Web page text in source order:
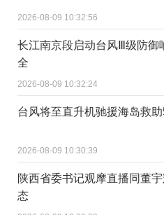
2026-08-09 10:32:56
长江南京段启动台风Ⅲ级防御
全
2026-08-09 10:32:24
台风将至直升机驰援海岛救
2026-08-09 10:30:39
陕西省委书记观摩直播同董
态